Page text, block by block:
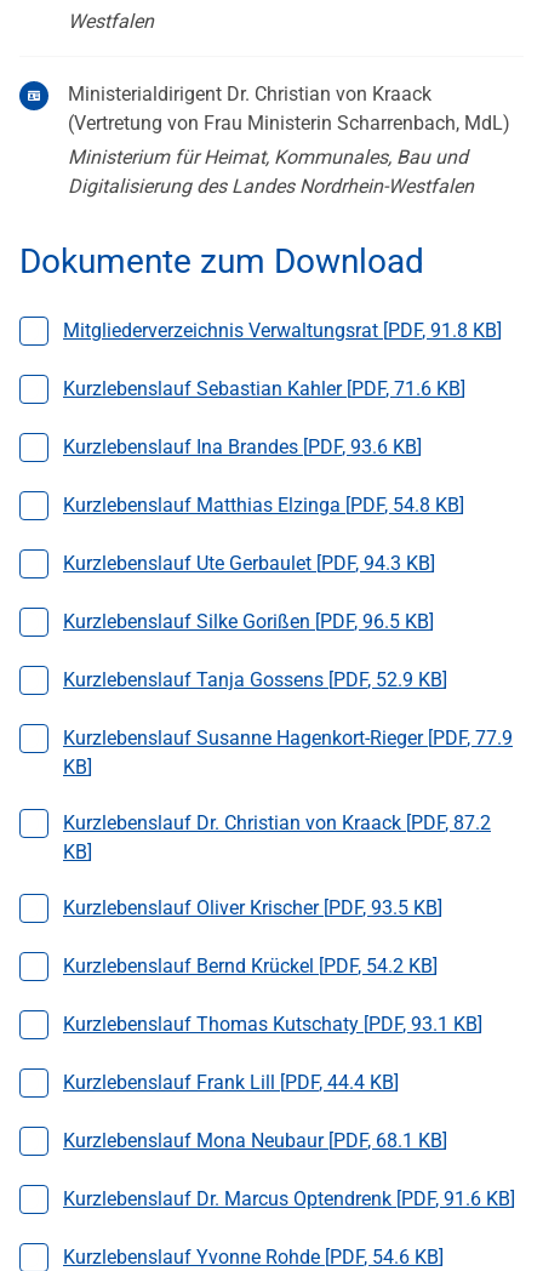
Westfalen
Ministerialdirigent Dr. Christian von Kraack
(Vertretung von Frau Ministerin Scharrenbach, MdL)
Ministerium für Heimat, Kommunales, Bau und
Digitalisierung des Landes Nordrhein-Westfalen
Dokumente zum Download
Datei auswählen
Mitgliederverzeichnis Verwaltungsrat [PDF, 91.8 KB]
Datei auswählen
Kurzlebenslauf Sebastian Kahler [PDF, 71.6 KB]
Datei auswählen
Kurzlebenslauf Ina Brandes [PDF, 93.6 KB]
Datei auswählen
Kurzlebenslauf Matthias Elzinga [PDF, 54.8 KB]
Datei auswählen
Kurzlebenslauf Ute Gerbaulet [PDF, 94.3 KB]
Datei auswählen
Kurzlebenslauf Silke Gorißen [PDF, 96.5 KB]
Datei auswählen
Kurzlebenslauf Tanja Gossens [PDF, 52.9 KB]
Datei auswählen
Kurzlebenslauf Susanne Hagenkort-Rieger [PDF, 77.9
KB]
Datei auswählen
Kurzlebenslauf Dr. Christian von Kraack [PDF, 87.2
KB]
Datei auswählen
Kurzlebenslauf Oliver Krischer [PDF, 93.5 KB]
Datei auswählen
Kurzlebenslauf Bernd Krückel [PDF, 54.2 KB]
Datei auswählen
Kurzlebenslauf Thomas Kutschaty [PDF, 93.1 KB]
Datei auswählen
Kurzlebenslauf Frank Lill [PDF, 44.4 KB]
Datei auswählen
Kurzlebenslauf Mona Neubaur [PDF, 68.1 KB]
Datei auswählen
Kurzlebenslauf Dr. Marcus Optendrenk [PDF, 91.6 KB]
Datei auswählen
Kurzlebenslauf Yvonne Rohde [PDF, 54.6 KB]